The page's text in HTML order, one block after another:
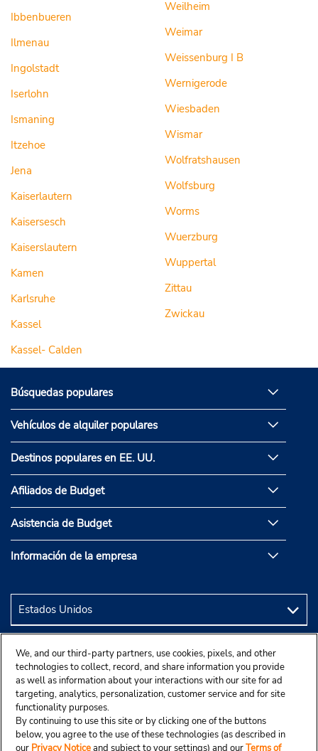
Ibbenbueren
Ilmenau
Ingolstadt
Iserlohn
Ismaning
Itzehoe
Jena
Kaiserlautern
Kaisersesch
Kaiserslautern
Kamen
Karlsruhe
Kassel
Kassel- Calden
Weilheim
Weimar
Weissenburg I B
Wernigerode
Wiesbaden
Wismar
Wolfratshausen
Wolfsburg
Worms
Wuerzburg
Wuppertal
Zittau
Zwickau
Búsquedas populares
Vehículos de alquiler populares
Destinos populares en EE. UU.
Afiliados de Budget
Asistencia de Budget
Información de la empresa
We, and our third-party partners, use cookies, pixels, and other
technologies to collect, record, and share information you provide
as well as information about your interactions with our site for ad
targeting, analytics, personalization, customer service and for site
functionality purposes.
By continuing to use this site or by clicking one of the buttons
below, you agree to the use of these technologies (as described in
our Privacy Noticeand subject to your settings) and ourTerms of